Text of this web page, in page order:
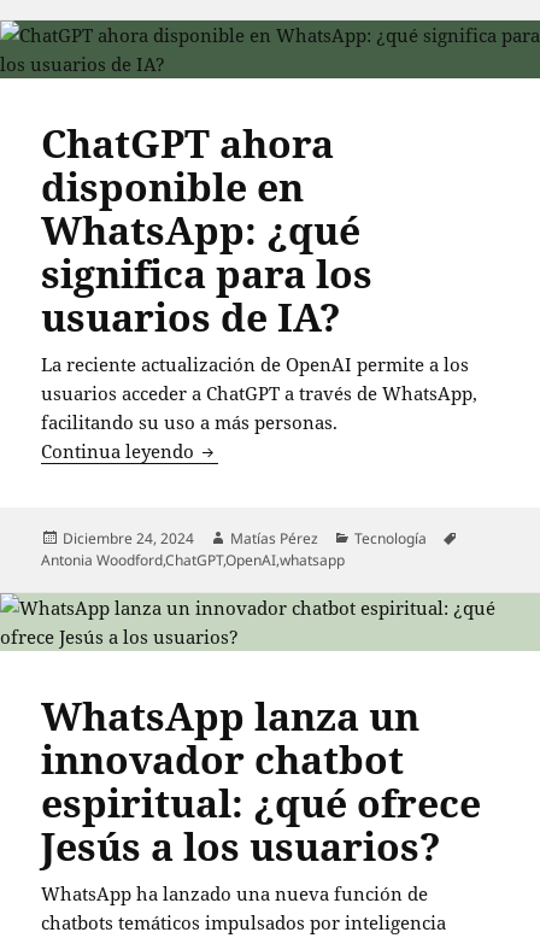
ChatGPT ahora
disponible en
WhatsApp: ¿qué
significa para los
usuarios de IA?
La reciente actualización de OpenAI permite a los
usuarios acceder a ChatGPT a través de WhatsApp,
facilitando su uso a más personas.
Continua leyendo ChatGPT ahora disponible en
Publicado
el
Diciembre 24, 2024 Autor
Matías Pérez Categorías
Tecnología
Antonia Woodford,ChatGPT,OpenAI,whatsapp
WhatsApp lanza un
innovador chatbot
espiritual: ¿qué ofrece
Jesús a los usuarios?
WhatsApp ha lanzado una nueva función de
chatbots temáticos impulsados por inteligencia